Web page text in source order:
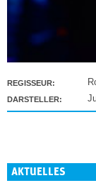
REGISSEUR:
DARSTELLER:
AKTUELLES